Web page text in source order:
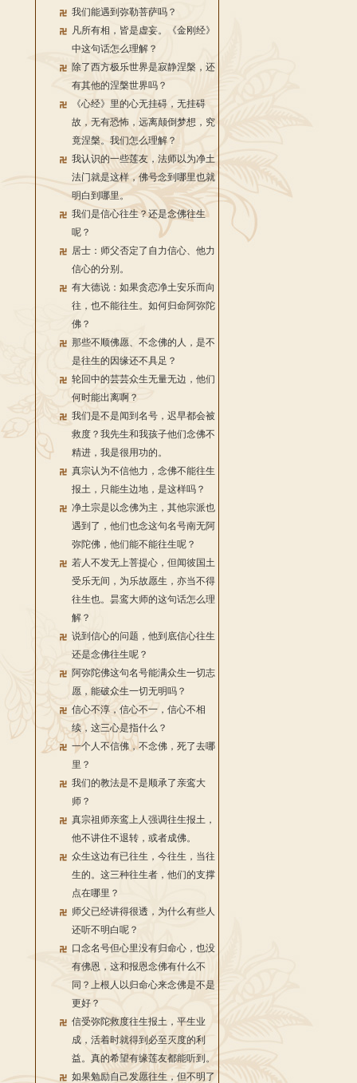
我们能遇到弥勒菩萨吗？
凡所有相，皆是虚妄。《金刚经》
中这句话怎么理解？
除了西方极乐世界是寂静涅槃，还
有其他的涅槃世界吗？
《心经》里的心无挂碍，无挂碍
故，无有恐怖，远离颠倒梦想，究
竟涅槃。我们怎么理解？
我认识的一些莲友，法师以为净土
法门就是这样，佛号念到哪里也就
明白到哪里。
我们是信心往生？还是念佛往生
呢？
居士：师父否定了自力信心、他力
信心的分别。
有大德说：如果贪恋净土安乐而向
往，也不能往生。如何归命阿弥陀
佛？
那些不顺佛愿、不念佛的人，是不
是往生的因缘还不具足？
轮回中的芸芸众生无量无边，他们
何时能出离啊？
我们是不是闻到名号，迟早都会被
救度？我先生和我孩子他们念佛不
精进，我是很用功的。
真宗认为不信他力，念佛不能往生
报土，只能生边地，是这样吗？
净土宗是以念佛为主，其他宗派也
遇到了，他们也念这句名号南无阿
弥陀佛，他们能不能往生呢？
若人不发无上菩提心，但闻彼国土
受乐无间，为乐故愿生，亦当不得
往生也。昙鸾大师的这句话怎么理
解？
说到信心的问题，他到底信心往生
还是念佛往生呢？
阿弥陀佛这句名号能满众生一切志
愿，能破众生一切无明吗？
信心不淳，信心不一，信心不相
续，这三心是指什么？
一个人不信佛，不念佛，死了去哪
里？
我们的教法是不是顺承了亲鸾大
师？
真宗祖师亲鸾上人强调往生报土，
他不讲住不退转，或者成佛。
众生这边有已往生，今往生，当往
生的。这三种往生者，他们的支撑
点在哪里？
师父已经讲得很透，为什么有些人
还听不明白呢？
口念名号但心里没有归命心，也没
有佛恩，这和报恩念佛有什么不
同？上根人以归命心来念佛是不是
更好？
信受弥陀救度往生报土，平生业
成，活着时就得到必至灭度的利
益。真的希望有缘莲友都能听到。
如果勉励自己发愿往生，但不明了